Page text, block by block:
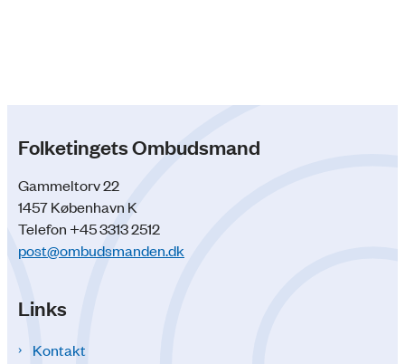
Folketingets Ombudsmand
Gammeltorv 22
1457 København K
Telefon +45 3313 2512
post@ombudsmanden.dk
Links
Kontakt